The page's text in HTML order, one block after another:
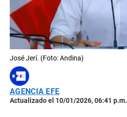
José Jerí. (Foto: Andina)
AGENCIA EFE
Actualizado el 10/01/2026, 06:41 p.m.